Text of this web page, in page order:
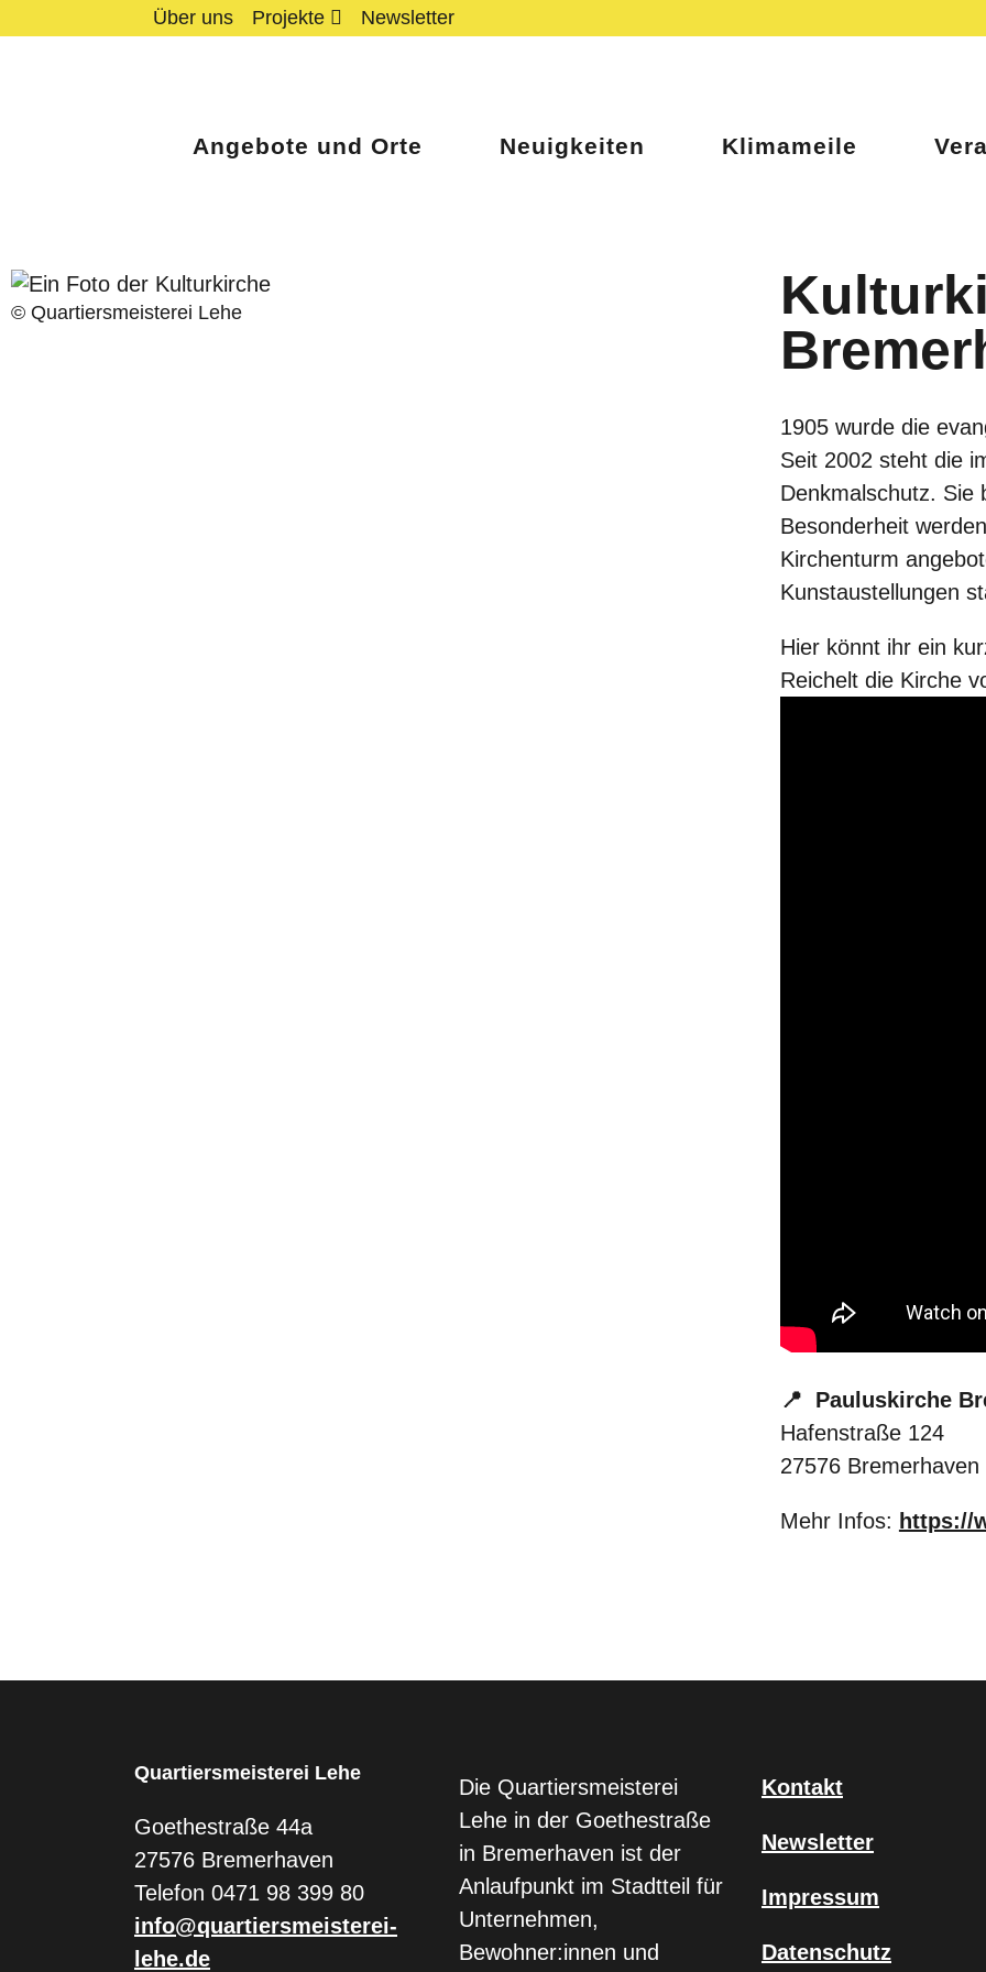
Über uns Projekte Newsletter
Angebote und Orte Neuigkeiten Klimameile
© Quartiersmeisterei Lehe
1905 wurde die
Seit 2002 steht die
Denkmalschutz. Sie
Besonderheit
Kirchenturm
Kunstaustellungen
Hier könnt ihr ein
Reichelt die Kirche
📍 Pauluskirche
Hafenstraße 124
27576 Bremerhaven
Mehr Infos: https://
Quartiersmeisterei Lehe
Goethestraße 44a
27576 Bremerhaven
Telefon 0471 98 399 80
info@quartiersmeisterei-
lehe.de
Die Quartiersmeisterei
Lehe in der Goethestraße
in Bremerhaven ist der
Anlaufpunkt im Stadtteil für
Unternehmen,
Bewohner:innen und
Kontakt
Newsletter
Impressum
Datenschutz